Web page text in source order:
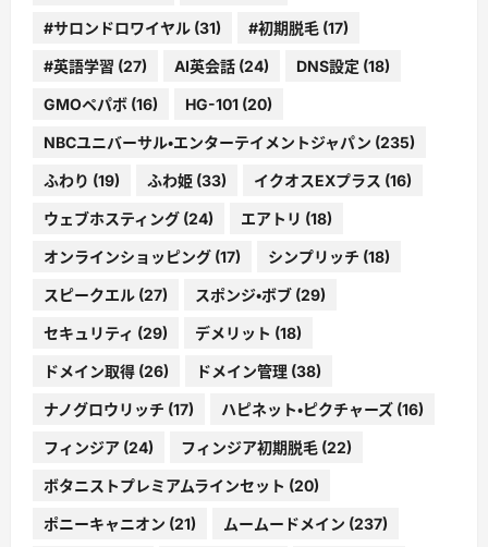
#サロンドロワイヤル (31) #初期脱毛 (17)
#英語学習 (27) AI英会話 (24) DNS設定 (18)
GMOペパボ (16) HG-101 (20)
NBCユニバーサル・エンターテイメントジャパン (235)
ふわり (19) ふわ姫 (33) イクオスEXプラス (16)
ウェブホスティング (24) エアトリ (18)
オンラインショッピング (17) シンプリッチ (18)
スピークエル (27) スポンジ・ボブ (29)
セキュリティ (29) デメリット (18)
ドメイン取得 (26) ドメイン管理 (38)
ナノグロウリッチ (17) ハピネット・ピクチャーズ (16)
フィンジア (24) フィンジア初期脱毛 (22)
ボタニストプレミアムラインセット (20)
ポニーキャニオン (21) ムームードメイン (237)